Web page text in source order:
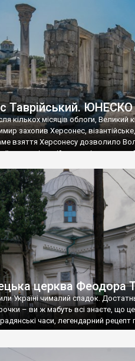
доби. Раритети викрадені з фондів
ЮНЕСКО «Херсонеса
виставку «Золото Візантії», але
вважають це лише […]
Таврійський. ЮНЕСКО
кількох місяців облоги, Великий
захопив Херсонес,
взяття Херсонесу дозволило
умови візантійському імператору
язичник, став Василем-
А потім було Хрещення Русі. На
названо місто […]
церква Феодора
Україні чималий спадок.
– ви ж мабуть всі знаєте, що
часи, легендарний рецепт